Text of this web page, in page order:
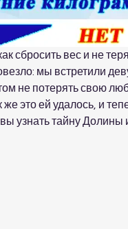
сбросить вес и не
мы встретили
не потерять свою
это ей удалось, и
узнать тайну Долины